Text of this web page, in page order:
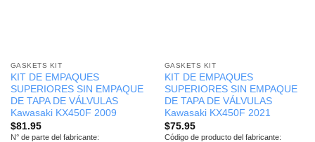
GASKETS KIT
KIT DE EMPAQUES
SUPERIORES SIN EMPAQUE
DE TAPA DE VÁLVULAS
Kawasaki KX450F 2009
$81.95
N° de parte del fabricante:
GASKETS KIT
KIT DE EMPAQUES
SUPERIORES SIN EMPAQUE
DE TAPA DE VÁLVULAS
Kawasaki KX450F 2021
$75.95
Código de producto del fabricante: